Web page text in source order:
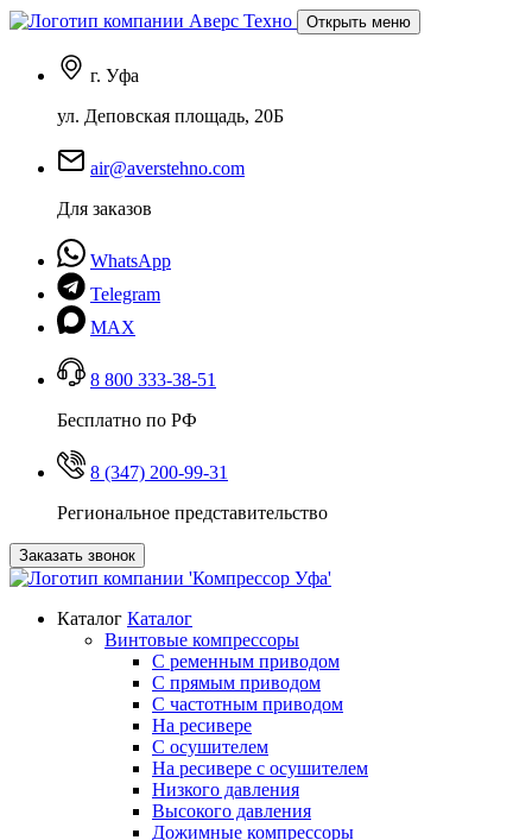
Открыть меню
г. Уфа
ул. Деповская площадь, 20Б
air@averstehno.com
Для заказов
WhatsApp
Telegram
MAX
8 800 333-38-51
Бесплатно по РФ
8 (347) 200-99-31
Региональное представительство
Заказать звонок
Каталог Каталог
Винтовые компрессоры
С ременным приводом
С прямым приводом
С частотным приводом
На ресивере
С осушителем
На ресивере с осушителем
Низкого давления
Высокого давления
Дожимные компрессоры